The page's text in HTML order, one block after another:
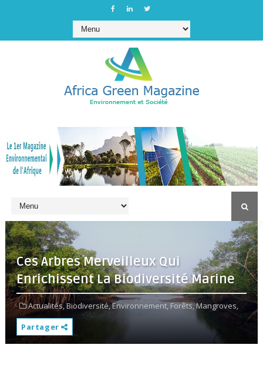
Ces Arbres Merveilleux Qui
Enrichissent La Biodiversité Marine
Actualités,Biodiversité,Environnement,Forêts,Mangroves,
Partager